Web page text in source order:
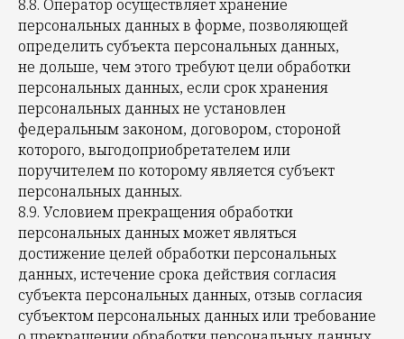
8.8. Оператор осуществляет хранение
персональных данных в форме, позволяющей
определить субъекта персональных данных,
не дольше, чем этого требуют цели обработки
персональных данных, если срок хранения
персональных данных не установлен
федеральным законом, договором, стороной
которого, выгодоприобретателем или
поручителем по которому является субъект
персональных данных.
8.9. Условием прекращения обработки
персональных данных может являться
достижение целей обработки персональных
данных, истечение срока действия согласия
субъекта персональных данных, отзыв согласия
субъектом персональных данных или требование